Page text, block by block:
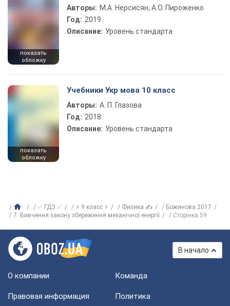
показать
обложку
Авторы: М.А. Нерсисян, А.О. Пироженко
Год: 2019
Описание: Уровень стандарта
показать
обложку
Учебники Укр мова 10 класс
Авторы: А. П. Глазова
Год: 2018
Описание: Уровень стандарта
✅ ГДЗ ✅ ⚡ 9 класс ⚡ Физика ✍
Божинова 2017
7. Вивчення закону збереження механічної енергії
Сторінка 59
В начало
О компании Команда
Правовая информация
Политика